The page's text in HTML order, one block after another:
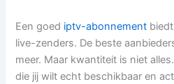
Een goed iptv-abonnement
live-zenders. De beste
meer. Maar kwantiteit is niet
die jij wilt echt beschikbaar en